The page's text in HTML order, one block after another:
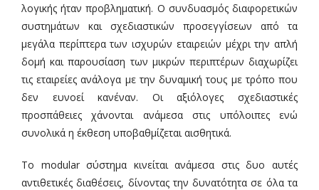
λογικής ήταν προβληματική. Ο συνδυασμός διαφορετικών
συστημάτων και σχεδιαστικών προσεγγίσεων από τα
μεγάλα περίπτερα των ισχυρών εταιρειών μέχρι την απλή
δομή και παρουσίαση των μικρών περιπτέρων διαχωρίζει
τις εταιρείες ανάλογα με την δυναμική τους με τρόπο που
δεν ευνοεί κανέναν. Οι αξιόλογες σχεδιαστικές
προσπάθειες χάνονται ανάμεσα στις υπόλοιπες ενώ
συνολικά η έκθεση υποβαθμίζεται αισθητικά.
Το modular σύστημα κινείται ανάμεσα στις δυο αυτές
αντιθετικές διαθέσεις, δίνοντας την δυνατότητα σε όλα τα